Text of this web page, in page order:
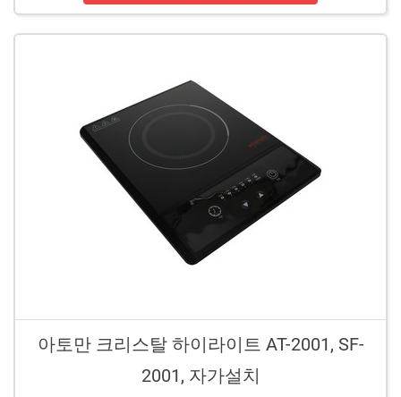
아토만 크리스탈 하이라이트 AT-2001, SF-
2001, 자가설치